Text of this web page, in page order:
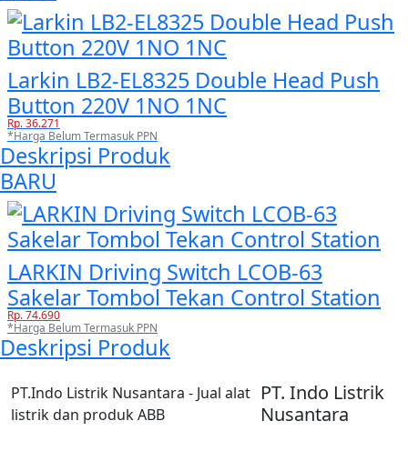
Larkin LB2-EL8325 Double Head Push
Button 220V 1NO 1NC
Rp. 36.271
*Harga Belum Termasuk PPN
Deskripsi Produk
BARU
LARKIN Driving Switch LCOB-63
Sakelar Tombol Tekan Control Station
Rp. 74.690
*Harga Belum Termasuk PPN
Deskripsi Produk
PT.Indo Listrik Nusantara - Jual alat
listrik dan produk ABB
PT. Indo Listrik
Nusantara